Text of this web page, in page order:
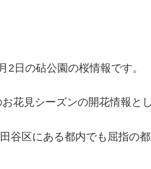
2日の砧公園の桜情報です。
花見シーズンの開花情報と
谷区にある都内でも屈指の